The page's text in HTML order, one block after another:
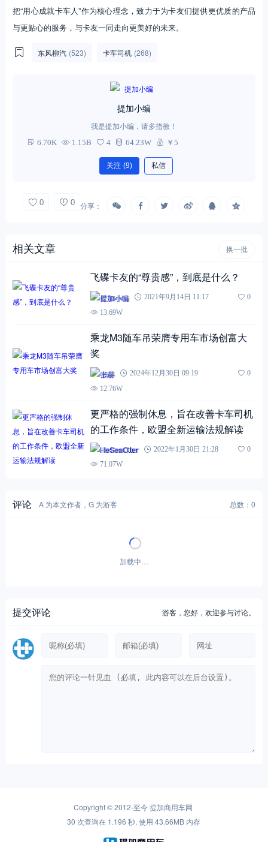
把“用心成就卡车人”作为核心理念，致力于为卡友们提供更优质的产品
与更贴心的服务，与卡友一同走向更美好的未来。
东风柳汽 (523) 卡车司机 (268)
提加小编
我是提加小编，请多指教！
6.70K 1.15B 4 64.23W ￥5
关注 (9) 私信
0 0 分享：
相关文章 换一批
飞碟卡友的“尊贵感”，到底是什么？
提加小编 2021年9月14日 11:17
0
13.69W
乘龙M3随车吊荣膺专用车市场创富大
奖
张赫 2024年12月30日 09:19
0
12.76W
更严格的强制休息，旨在改善卡车司机
的工作条件，欧盟全新运输法规解读
HeSeaOtter 2022年1月30日 21:28
0
71.07W
评论 A 为本文作者，G 为游客 总数：0
暂无评论！